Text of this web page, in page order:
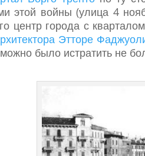
этой войны (улица 4
центр города с
Этторе
было истратить не